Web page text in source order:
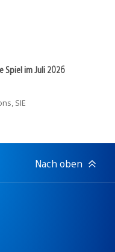
Spiel im Juli 2026
SIE
Nach oben